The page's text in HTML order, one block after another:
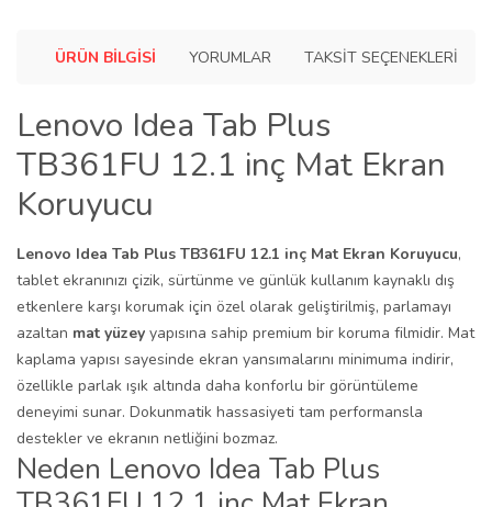
ÜRÜN BILGISI YORUMLAR TAKSIT SEÇENEKLERI
Lenovo Idea Tab Plus
TB361FU 12.1 inç Mat Ekran
Koruyucu
Lenovo Idea Tab Plus TB361FU 12.1 inç Mat Ekran Koruyucu,
tablet ekranınızı çizik, sürtünme ve günlük kullanım kaynaklı dış
etkenlere karşı korumak için özel olarak geliştirilmiş, parlamayı
azaltan mat yüzey yapısına sahip premium bir koruma filmidir. Mat
kaplama yapısı sayesinde ekran yansımalarını minimuma indirir,
özellikle parlak ışık altında daha konforlu bir görüntüleme
deneyimi sunar. Dokunmatik hassasiyeti tam performansla
destekler ve ekranın netliğini bozmaz.
Neden Lenovo Idea Tab Plus